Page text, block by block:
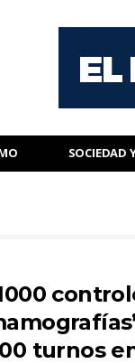
SOCIEDAD
turnos